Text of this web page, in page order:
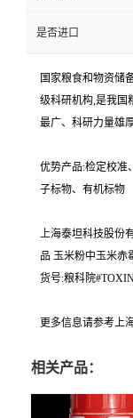
是否进口
国家粮食和物资储
级科研机构,是我国
最广、科研力量雄
优势产品:检定校准
子标物、有机标物
上海泰坦科技股份
品 玉米粉中玉米赤
货号:粮科院
更多信息请参考上
相关产品：